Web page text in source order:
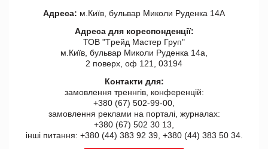
Адреса: м.Київ, бульвар Миколи Руденка 14А
Адреса для кореспонденції:
ТОВ "Tрейд Мастер Груп"
м.Київ, бульвар Миколи Руденка 14а,
2 поверх, оф 121, 03194
Контакти для:
замовлення треннгів, конференцій:
+380 (67) 502-99-00,
замовлення реклами на порталі, журналах:
+380 (67) 502 30 13,
інші питання: +380 (44) 383 92 39, +380 (44) 383 50 34.